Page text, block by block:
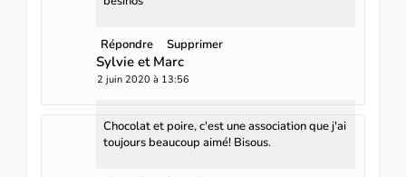
Répondre Supprimer
Sylvie et Marc
2 juin 2020 à 13:56
Chocolat et poire, c'est une association que j'ai
toujours beaucoup aimé! Bisous.